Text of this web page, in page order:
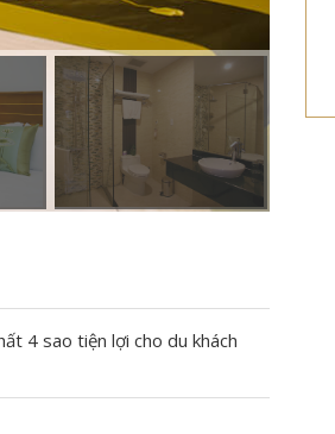
4 sao tiện lợi cho du khách